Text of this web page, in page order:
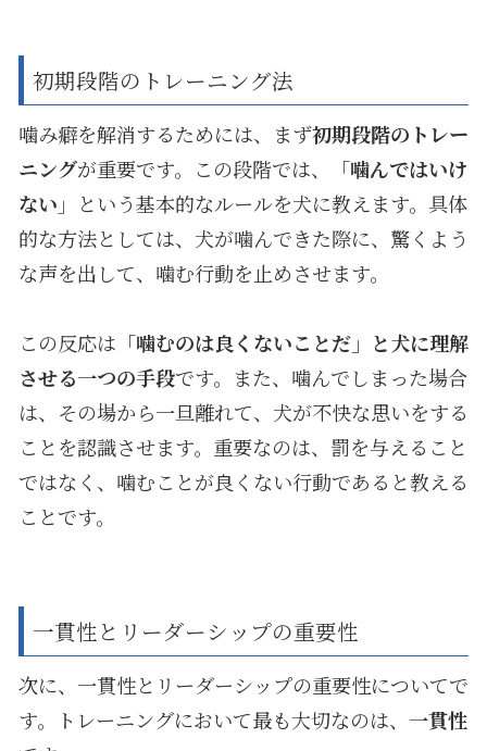
初期段階のトレーニング法
噛み癖を解消するためには、まず初期段階のトレー
ニングが重要です。この段階では、「噛んではいけ
ない 」という基本的なルールを犬に教えます。具体
的な方法としては、犬が噛んできた際に、驚くよう
な声を出して、噛む行動を止めさせます。
この反応は「噛むのは良くないことだ」と犬に理解
させる一つの手段です。また、噛んでしまった場合
は、その場から一旦離れて、犬が不快な思いをする
ことを認識させます。重要なのは、罰を与えること
ではなく、噛むことが良くない行動であると教える
ことです。
一貫性とリーダーシップの重要性
次に、一貫性とリーダーシップの重要性についてで
す。トレーニングにおいて最も大切なのは、 一貫性